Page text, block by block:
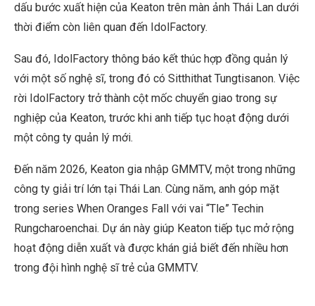
dấu bước xuất hiện của Keaton trên màn ảnh Thái Lan dưới
thời điểm còn liên quan đến IdolFactory.
Sau đó, IdolFactory thông báo kết thúc hợp đồng quản lý
với một số nghệ sĩ, trong đó có Sitthithat Tungtisanon. Việc
rời IdolFactory trở thành cột mốc chuyển giao trong sự
nghiệp của Keaton, trước khi anh tiếp tục hoạt động dưới
một công ty quản lý mới.
Đến năm 2026, Keaton gia nhập GMMTV, một trong những
công ty giải trí lớn tại Thái Lan. Cùng năm, anh góp mặt
trong series When Oranges Fall với vai “Tle” Techin
Rungcharoenchai. Dự án này giúp Keaton tiếp tục mở rộng
hoạt động diễn xuất và được khán giả biết đến nhiều hơn
trong đội hình nghệ sĩ trẻ của GMMTV.